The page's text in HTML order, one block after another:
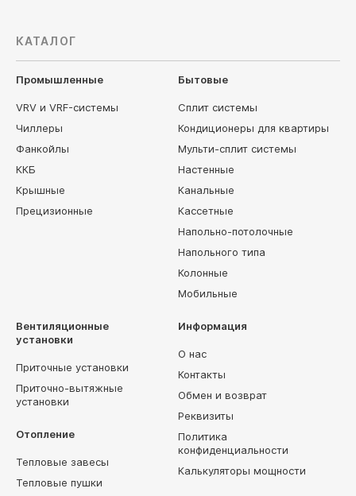
КАТАЛОГ
Промышленные
VRV и VRF-системы
Чиллеры
Фанкойлы
ККБ
Крышные
Прецизионные
Бытовые
Сплит системы
Кондиционеры для квартиры
Мульти-сплит системы
Настенные
Канальные
Кассетные
Напольно-потолочные
Напольного типа
Колонные
Мобильные
Вентиляционные
установки
Приточные установки
Приточно-вытяжные
установки
Отопление
Тепловые завесы
Тепловые пушки
Информация
О нас
Контакты
Обмен и возврат
Реквизиты
Политика
конфиденциальности
Калькуляторы мощности